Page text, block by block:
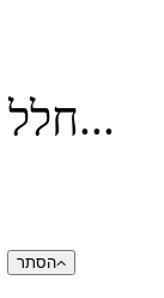
חלל אחד, רק טנק יכול...
הסתר